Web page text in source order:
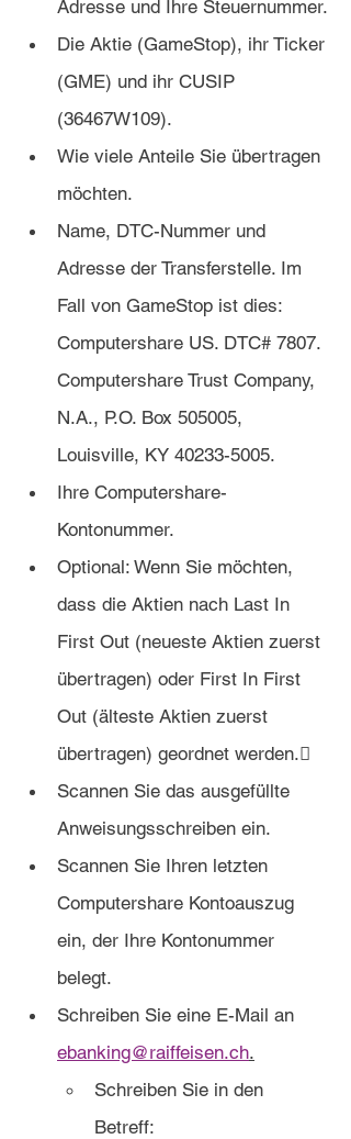
Adresse und Ihre Steuernummer.
Die Aktie (GameStop), ihr Ticker
(GME) und ihr CUSIP
(36467W109).
Wie viele Anteile Sie übertragen
möchten.
Name, DTC-Nummer und
Adresse der Transferstelle. Im
Fall von GameStop ist dies:
Computershare US. DTC# 7807.
Computershare Trust Company,
N.A., P.O. Box 505005,
Louisville, KY 40233-5005.
Ihre Computershare-
Kontonummer.
Optional: Wenn Sie möchten,
dass die Aktien nach Last In
First Out (neueste Aktien zuerst
übertragen) oder First In First
Out (älteste Aktien zuerst
übertragen) geordnet werden.
Scannen Sie das ausgefüllte
Anweisungsschreiben ein.
Scannen Sie Ihren letzten
Computershare Kontoauszug
ein, der Ihre Kontonummer
belegt.
Schreiben Sie eine E-Mail an
ebanking@raiffeisen.ch.
Schreiben Sie in den
Betreff: